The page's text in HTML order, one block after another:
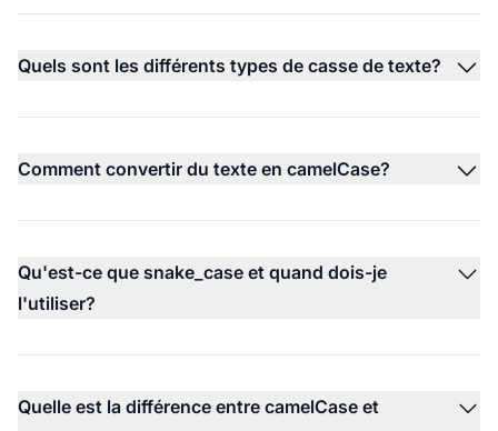
Quels sont les différents types de casse de texte?
Comment convertir du texte en camelCase?
Qu'est-ce que snake_case et quand dois-je
l'utiliser?
Quelle est la différence entre camelCase et